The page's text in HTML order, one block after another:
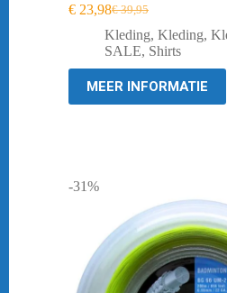
€39,95
Oorspronkelijke
prijs
was:
€ 39,95.
€ 23,98Huidige
prijs
is:
€ 23,98.
Kleding, Kleding,
SALE, Shirts
MEER INFORMATIE
-31%